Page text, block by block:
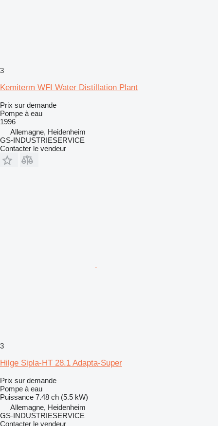
3
Kemiterm WFI Water Distillation Plant
Prix sur demande
Pompe à eau
1996
Allemagne, Heidenheim
GS-INDUSTRIESERVICE
Contacter le vendeur
3
Hilge Sipla-HT 28.1 Adapta-Super
Prix sur demande
Pompe à eau
Puissance 7.48 ch (5.5 kW)
Allemagne, Heidenheim
GS-INDUSTRIESERVICE
Contacter le vendeur